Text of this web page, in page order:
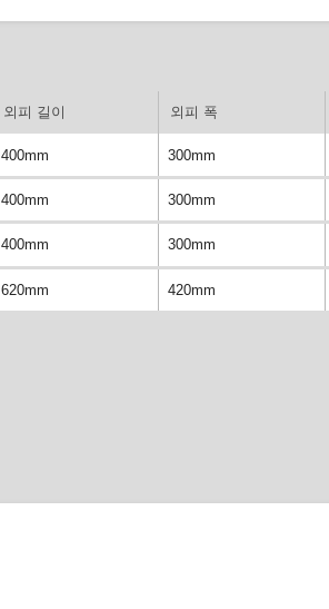
외피 길이 외피 폭
400mm 300mm
400mm 300mm
400mm 300mm
620mm 420mm